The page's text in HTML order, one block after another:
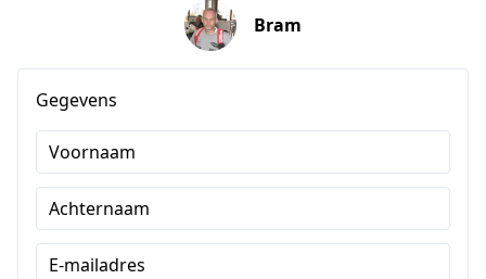
Bram
Gegevens
Voornaam
Achternaam
E-mailadres